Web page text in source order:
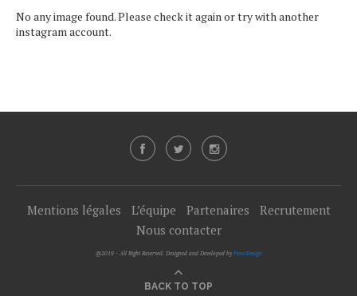
No any image found. Please check it again or try with another
instagram account.
Mentions légales L’équipe Partenaires
Recrutement
Nous contacter
@2019 - All Right Reserved. Designed and Developed by PenciDesign
BACK TO TOP